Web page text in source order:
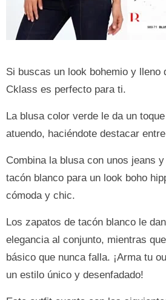
Si buscas un look bohemio y lleno
Cklass es perfecto para ti.
La blusa color verde le da un
atuendo, haciéndote destacar
Combina la blusa con unos jeans
tacón blanco para un look boho
cómoda y chic.
Los zapatos de tacón blanco le
elegancia al conjunto, mientras
básico que nunca falla. ¡Arma tu
un estilo único y desenfadado!